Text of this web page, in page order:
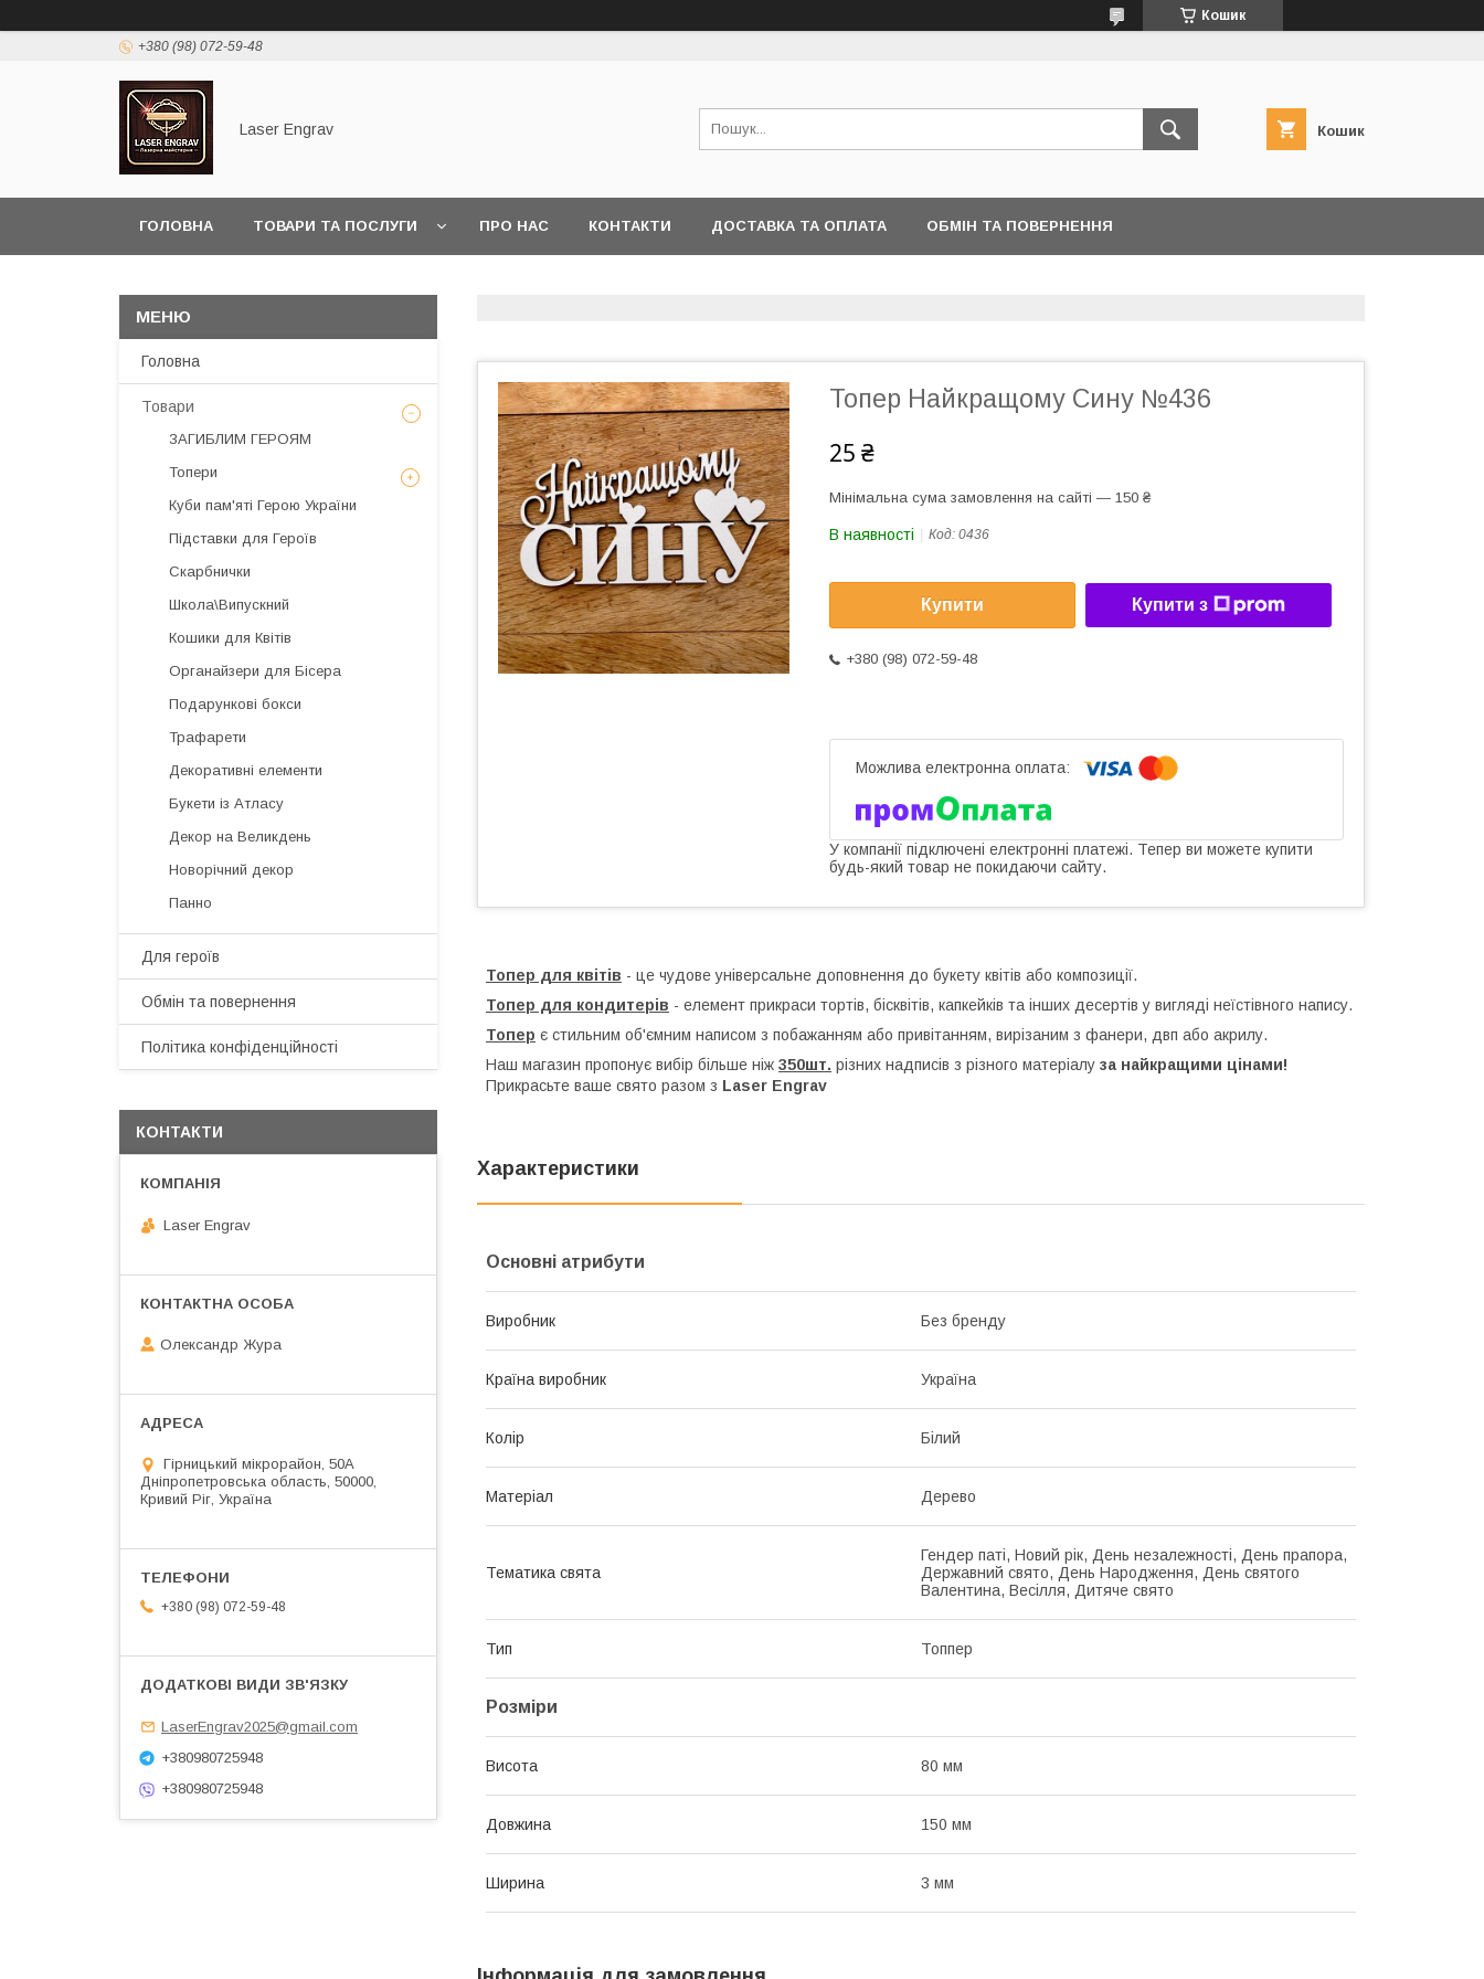
Кошик
+380 (98) 072-59-48
Laser Engrav Кошик
ГОЛОВНА ТОВАРИ ТА ПОСЛУГИ ПРО НАС КОНТАКТИ ДОСТАВКА ТА ОПЛАТА ОБМІН ТА ПОВЕРНЕННЯ
Топер Найкращому Сину №436
25 ₴
Мінімальна сума замовлення на сайті — 150 ₴
В наявності Код: 0436
Купити Купити з
+380 (98) 072-59-48
У компанії підключені електронні платежі. Тепер ви можете купити
будь-який товар не покидаючи сайту.
Топер для квітів - це чудове універсальне доповнення до букету квітів або композиції.
Топер для кондитерів - елемент прикраси тортів, бісквітів, капкейків та інших десертів у вигляді неїстівного напису.
Топер є стильним об'ємним написом з побажанням або привітанням, вирізаним з фанери, двп або акрилу.
Наш магазин пропонує вибір більше ніж 350шт. різних надписів з різного матеріалу за найкращими цінами!
Прикрасьте ваше свято разом з Laser Engrav
Характеристики
Основні атрибути
Виробник Без бренду
Країна виробник Україна
Колір Білий
Матеріал Дерево
Тематика свята
Гендер паті, Новий рік, День незалежності, День прапора,
Державний свято, День Народження, День святого
Валентина, Весілля, Дитяче свято
Тип Топпер
Розміри
Висота 80 мм
Довжина 150 мм
Ширина 3 мм
Головна
Товари
ЗАГИБЛИМ ГЕРОЯМ
Топери
Куби пам'яті Герою України
Підставки для Героїв
Скарбнички
Школа\Випускний
Кошики для Квітів
Органайзери для Бісера
Подарункові бокси
Трафарети
Декоративні елементи
Букети із Атласу
Декор на Великдень
Новорічний декор
Панно
Для героїв
Обмін та повернення
Політика конфіденційності
КОНТАКТИ
Laser Engrav
Олександр Жура
Гірницький мікрорайон, 50А
Дніпропетровська область, 50000,
Кривий Ріг, Україна
+380 (98) 072-59-48
LaserEngrav2025@gmail.com
+380980725948
+380980725948